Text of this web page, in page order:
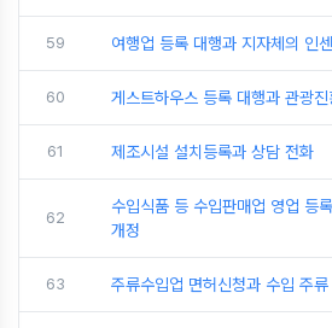
59 여행업 등록 대행과 지자체의 인
60 게스트하우스 등록 대행과 관광
61 제조시설 설치등록과 상담 전화
62
수입식품 등 수입판매업 영업 등
개정
63 주류수입업 면허신청과 수입 주류